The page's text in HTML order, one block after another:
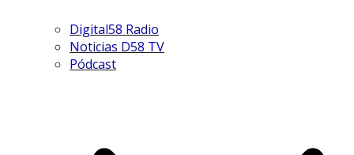
Digital58 Radio
Noticias D58 TV
Pódcast